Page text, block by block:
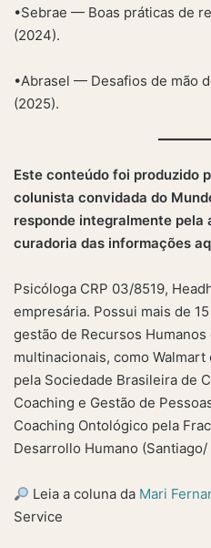
•Sebrae — Boas práticas de
(2024).
•Abrasel — Desafios de mão
(2025).
Este conteúdo foi produzido
colunista convidada do
responde integralmente pela
curadoria das informações
Psicóloga CRP 03/8519,
empresária. Possui mais de
gestão de Recursos
multinacionais, como
pela Sociedade Brasileira de
Coaching e Gestão de
Coaching Ontológico pela
Desarrollo Humano (Santiago/
Leia a coluna da Mari
Service